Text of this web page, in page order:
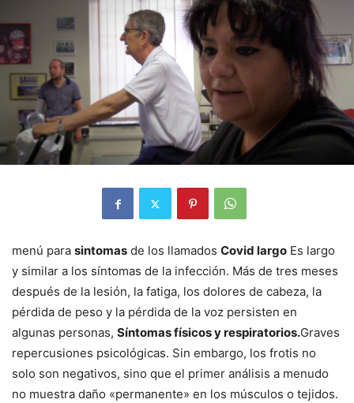
menú para sintomas de los llamados Covid largo Es largo
y similar a los síntomas de la infección. Más de tres meses
después de la lesión, la fatiga, los dolores de cabeza, la
pérdida de peso y la pérdida de la voz persisten en
algunas personas, Síntomas físicos y respiratorios.Graves
repercusiones psicológicas. Sin embargo, los frotis no
solo son negativos, sino que el primer análisis a menudo
no muestra daño «permanente» en los músculos o tejidos.